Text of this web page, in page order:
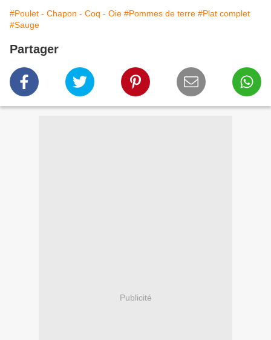
#Poulet - Chapon - Coq - Oie #Pommes de terre #Plat complet
#Sauge
Partager
Publicité